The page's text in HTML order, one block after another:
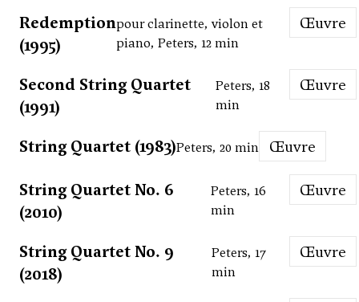
Redemption
(1995)
pour clarinette, violon et
piano, Peters, 12 min
Œuvre
Second String Quartet
(1991)
Peters, 18
min
Œuvre
String Quartet (1983)Peters, 20 min Œuvre
String Quartet No. 6
(2010)
Peters, 16
min
Œuvre
String Quartet No. 9
(2018)
Peters, 17
min
Œuvre